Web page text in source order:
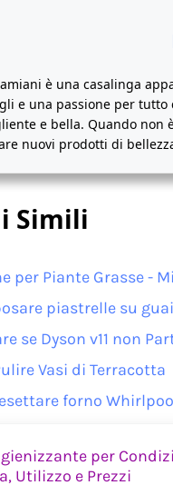
è una casalinga
e una passione per
e bella. Quando non
nuovi prodotti di
Simili
per Piante Grasse -
piastrelle su
se Dyson v11​ non
Vasi di Terracotta
forno
per
Utilizzo e Prezzi